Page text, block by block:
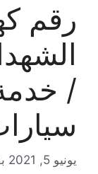
رقم
/
يونيو 5, 2021